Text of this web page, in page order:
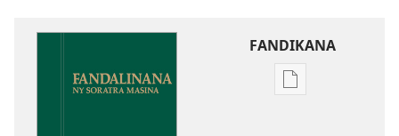
FANDIKANA
Fandikana